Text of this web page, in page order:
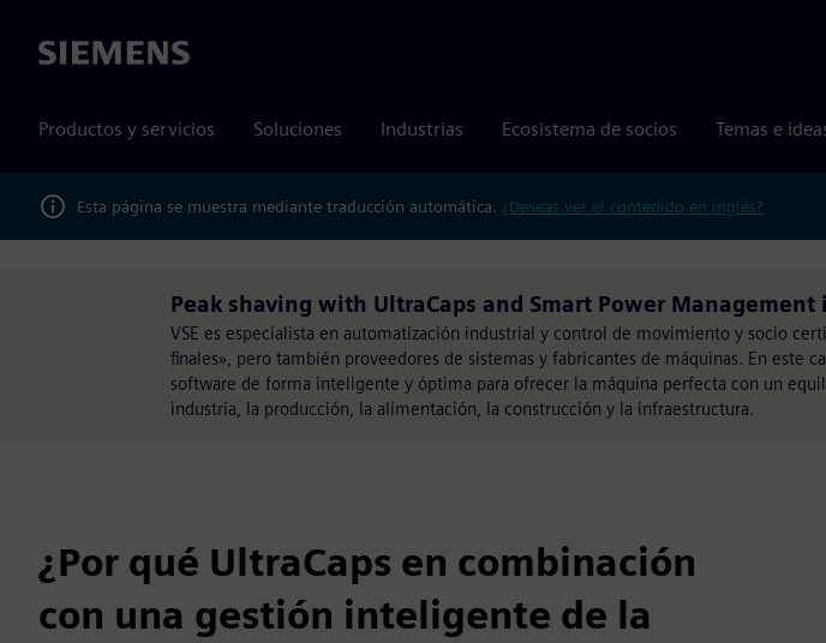
Siemens
Productos y servicios Soluciones Industrias Ecosistema de socios Temas e
Esta página se muestra mediante traducción automática. ¿Deseas ver el contenido en inglés?
Peak shaving with UltraCaps and Smart Power Management
VSE es especialista en automatización industrial y control de movimiento y socio
finales», pero también proveedores de sistemas y fabricantes de máquinas. En este
software de forma inteligente y óptima para ofrecer la máquina perfecta con un
industria, la producción, la alimentación, la construcción y la infraestructura.
¿Por qué UltraCaps en combinación
con una gestión inteligente de la